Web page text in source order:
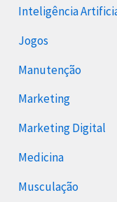
Inteligência
Jogos
Manutenção
Marketing
Marketing Digital
Medicina
Musculação